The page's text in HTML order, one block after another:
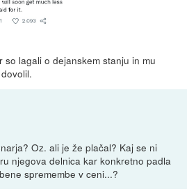
so lagali o dejanskem stanju in mu
Oz. ali je že plačal? Kaj se ni
njegova delnica kar konkretno padla
spremembe v ceni...?